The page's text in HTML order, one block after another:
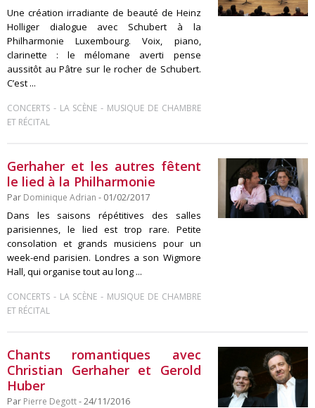
Une création irradiante de beauté de Heinz
Holliger dialogue avec Schubert à la
Philharmonie Luxembourg. Voix, piano,
clarinette : le mélomane averti pense
aussitôt au Pâtre sur le rocher de Schubert.
C’est ...
CONCERTS - LA SCÈNE - MUSIQUE DE CHAMBRE
ET RÉCITAL
Gerhaher et les autres fêtent
le lied à la Philharmonie
Par Dominique Adrian - 01/02/2017
Dans les saisons répétitives des salles
parisiennes, le lied est trop rare. Petite
consolation et grands musiciens pour un
week-end parisien. Londres a son Wigmore
Hall, qui organise tout au long ...
CONCERTS - LA SCÈNE - MUSIQUE DE CHAMBRE
ET RÉCITAL
Chants romantiques avec
Christian Gerhaher et Gerold
Huber
Par Pierre Degott- 24/11/2016